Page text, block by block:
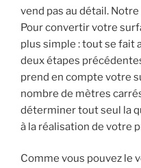
vend pas au détail.
Pour convertir votre
plus simple : tout se fait
deux étapes
prend en compte votre
nombre de mètres
déterminer tout seul la
à la réalisation de votre
Comme vous pouvez le